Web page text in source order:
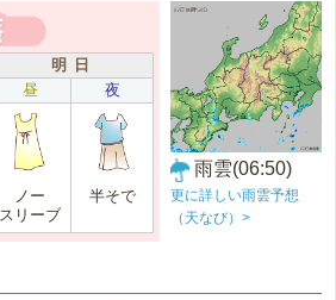
明 日
昼 夜
ノー
スリーブ
半そで
雨雲(06:50)
更に詳しい雨雲予想
（天なび）>